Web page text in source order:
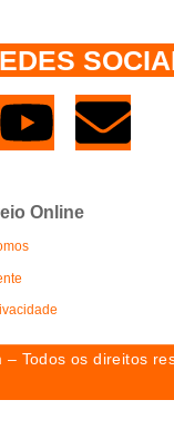
Online
Todos os direitos